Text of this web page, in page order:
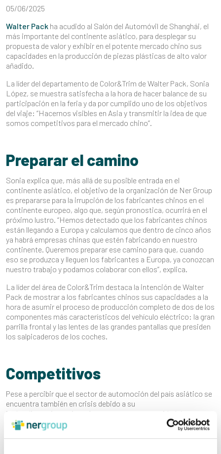
05/06/2025
Walter Pack ha acudido al Salón del Automóvil de Shanghái, el
más importante del continente asiático, para desplegar su
propuesta de valor y exhibir en el potente mercado chino sus
capacidades en la producción de piezas plásticas de alto valor
añadido.
La líder del departamento de Color&Trim de Walter Pack, Sonia
López, se muestra satisfecha a la hora de hacer balance de su
participación en la feria y da por cumplido uno de los objetivos
del viaje: “Hacernos visibles en Asia y transmitir la idea de que
somos competitivos para el mercado chino”.
Preparar el camino
Sonia explica que, más allá de su posible entrada en el
continente asiático, el objetivo de la organización de Ner Group
es prepararse para la irrupción de los fabricantes chinos en el
continente europeo, algo que, según pronostica, ocurrirá en el
próximo lustro. “Hemos detectado que los fabricantes chinos
están llegando a Europa y calculamos que dentro de cinco años
ya habrá empresas chinas que estén fabricando en nuestro
continente. Queremos preparar ese camino para que, cuando
eso se produzca y lleguen los fabricantes a Europa, ya conozcan
nuestro trabajo y podamos colaborar con ellos”, explica.
La líder del área de Color&Trim destaca la intención de Walter
Pack de mostrar a los fabricantes chinos sus capacidades a la
hora de asumir el proceso de producción completo de dos de los
componentes más característicos del vehículo eléctrico: la gran
parrilla frontal y las lentes de las grandes pantallas que presiden
los salpicaderos de los coches.
Competitivos
Pese a percibir que el sector de automoción del país asiático se
encuentra también en crisis debido a su
“sobredimensionamiento”, con una enorme cantidad de marcas,
modelos y muchísima rapidez en la producción, Sonia López
apuesta por transmitir en el mercado asiático la idea de que